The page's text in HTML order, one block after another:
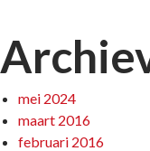
mei 2024
maart 2016
februari 2016